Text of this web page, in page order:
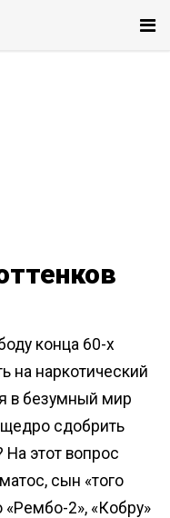
конца 60-х
на наркотический
в безумный мир
сдобрить
этот вопрос
сын «того
2», «Кобру»